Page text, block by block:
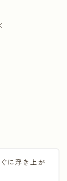
に浮き上が